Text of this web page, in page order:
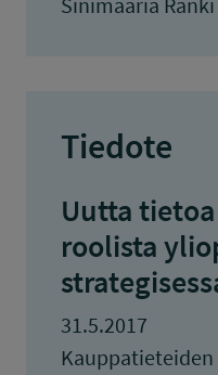
Tiedote
Uutta
roolista
31.5.2017